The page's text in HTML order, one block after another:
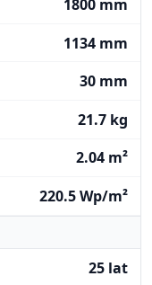
1800 mm
1134 mm
30 mm
21.7 kg
2.04 m²
220.5 Wp/m²
25 lat